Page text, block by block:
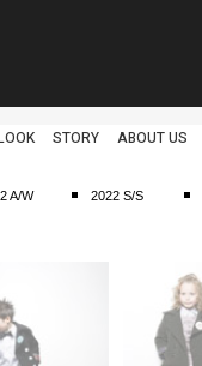
STORY ABOUT US
A/W 2022 S/S